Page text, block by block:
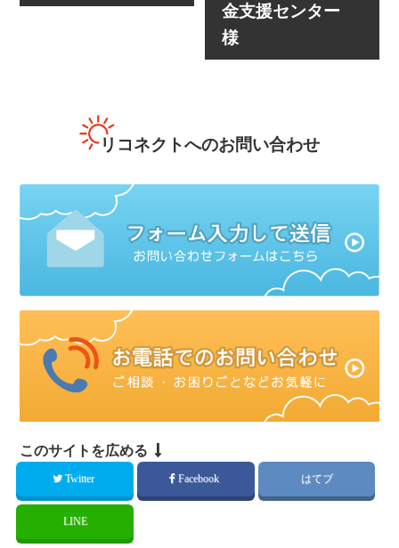
金支援センター
様
リコネクトへのお問い合わせ
このサイトを広める
Twitter Facebook はてブ
LINE